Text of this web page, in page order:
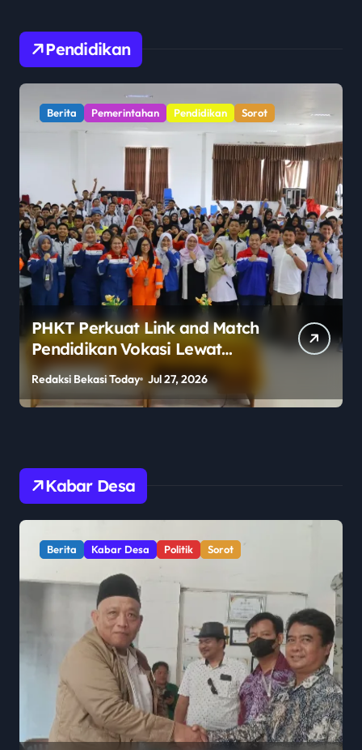
Pendidikan
Berita Pemerintahan Pendidikan Sorot
PHKT Perkuat Link and Match
Pendidikan Vokasi Lewat
Program Guru Tamu di SMKN
2 Penajam Paser Utara
Redaksi Bekasi Today Jul 27, 2026
Kabar Desa
Berita Kabar Desa Politik Sorot